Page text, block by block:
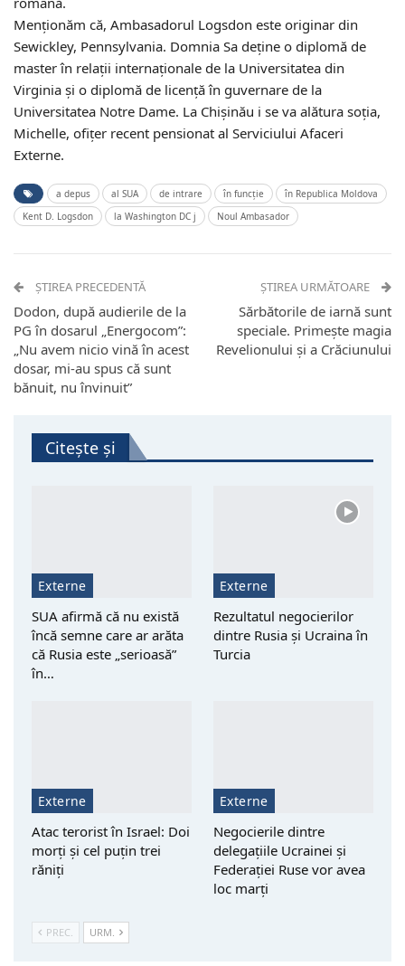
Menționăm că, Ambasadorul Logsdon este originar din
Sewickley, Pennsylvania. Domnia Sa deține o diplomă de
master în relații internaționale de la Universitatea din
Virginia și o diplomă de licență în guvernare de la
Universitatea Notre Dame. La Chișinău i se va alătura soția,
Michelle, ofițer recent pensionat al Serviciului Afaceri
Externe.
a depus al SUA de intrare în funcție
în Republica Moldova
Kent D. Logsdon
la Washington DC j Noul Ambasador
ȘTIREA PRECEDENTĂ
Dodon, după audierile de la
PG în dosarul „Energocom”:
„Nu avem nicio vină în acest
dosar, mi-au spus că sunt
bănuit, nu învinuit”
ȘTIREA URMĂTOARE
Sărbătorile de iarnă sunt
speciale. Primește magia
Revelionului și a Crăciunului
Citește și
Externe
SUA afirmă că nu există
încă semne care ar arăta
că Rusia este „serioasă”
în…
Externe
Rezultatul negocierilor
dintre Rusia și Ucraina în
Turcia
Externe
Atac terorist în Israel: Doi
morţi şi cel puțin trei
răniţi
Externe
Negocierile dintre
delegațiile Ucrainei și
Federației Ruse vor avea
loc marți
PREC. URM.